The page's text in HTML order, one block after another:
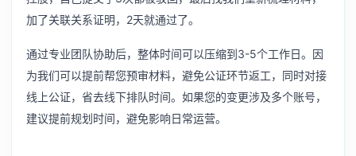
加了关联关系证明，2天就通过了。
通过专业团队协助后，整体时间可以压缩到3-5个工作日。因
为我们可以提前帮您预审材料，避免公证环节返工，同时对接
线上公证，省去线下排队时间。如果您的变更涉及多个账号，
建议提前规划时间，避免影响日常运营。